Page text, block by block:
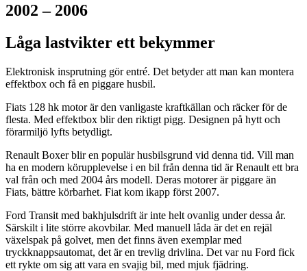
2002 – 2006
Låga lastvikter ett bekymmer
Elektronisk insprutning gör entré. Det betyder att man kan montera
effektbox och få en piggare husbil.
Fiats 128 hk motor är den vanligaste kraftkällan och räcker för de
flesta. Med effektbox blir den riktigt pigg. Designen på hytt och
förarmiljö lyfts betydligt.
Renault Boxer blir en populär husbilsgrund vid denna tid. Vill man
ha en modern körupplevelse i en bil från denna tid är Renault ett bra
val från och med 2004 års modell. Deras motorer är piggare än
Fiats, bättre körbarhet. Fiat kom ikapp först 2007.
Ford Transit med bakhjulsdrift är inte helt ovanlig under dessa år.
Särskilt i lite större akovbilar. Med manuell låda är det en rejäl
växelspak på golvet, men det finns även exemplar med
tryckknappsautomat, det är en trevlig drivlina. Det var nu Ford fick
ett rykte om sig att vara en svajig bil, med mjuk fjädring.